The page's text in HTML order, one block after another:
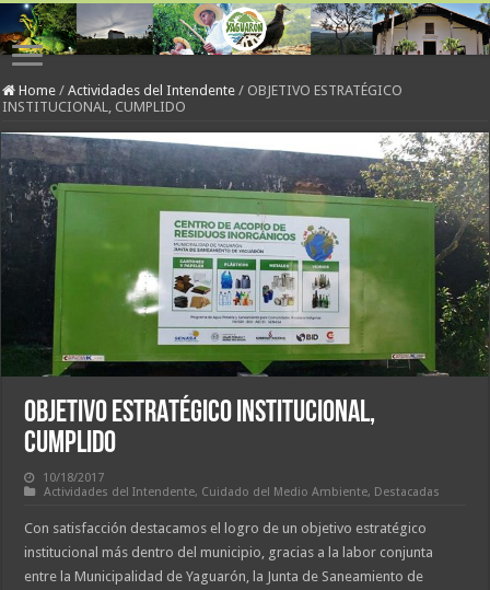
Home / Actividades del Intendente / OBJETIVO ESTRATÉGICO
INSTITUCIONAL, CUMPLIDO
OBJETIVO ESTRATÉGICO INSTITUCIONAL,
CUMPLIDO
10/18/2017
Actividades del Intendente, Cuidado del Medio Ambiente, Destacadas
Con satisfacción destacamos el logro de un objetivo estratégico
institucional más dentro del municipio, gracias a la labor conjunta
entre la Municipalidad de Yaguarón, la Junta de Saneamiento de